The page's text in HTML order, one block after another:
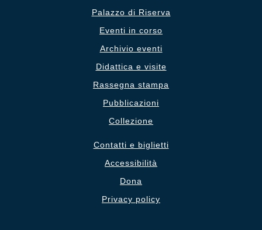
Palazzo di Riserva
Eventi in corso
Archivio eventi
Didattica e visite
Rassegna stampa
Pubblicazioni
Collezione
Contatti e biglietti
Accessibilità
Dona
Privacy policy